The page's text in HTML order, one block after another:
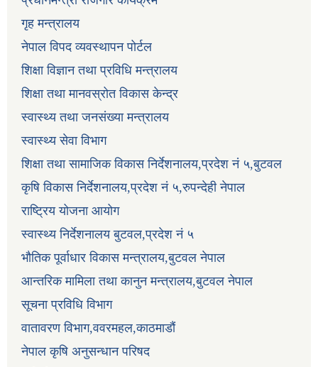
गृह मन्त्रालय
नेपाल विपद व्यवस्थापन पोर्टल
शिक्षा विज्ञान तथा प्रविधि मन्त्रालय
शिक्षा तथा मानवस्रोत विकास केन्द्र
स्वास्थ्य तथा जनसंख्या मन्त्रालय
स्वास्थ्य सेवा विभाग
शिक्षा तथा सामाजिक विकास निर्देशनालय,प्रदेश नं ५,बुटवल
कृषि विकास निर्देशनालय,प्रदेश नं ५,रुपन्देही नेपाल
राष्ट्रिय योजना आयोग
स्वास्थ्य निर्देशनालय बुटवल,प्रदेश नं ५
भौतिक पूर्वाधार विकास मन्त्रालय,बुटवल नेपाल
आन्तरिक मामिला तथा कानुन मन्त्रालय,बुटवल नेपाल
सूचना प्रविधि विभाग
वातावरण विभाग,ववरमहल,काठमाडौं
नेपाल कृषि अनुसन्धान परिषद